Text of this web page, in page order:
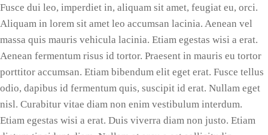
Fusce dui leo, imperdiet in, aliquam sit amet, feugiat eu, orci.
Aliquam in lorem sit amet leo accumsan lacinia. Aenean vel
massa quis mauris vehicula lacinia. Etiam egestas wisi a erat.
Aenean fermentum risus id tortor. Praesent in mauris eu tortor
porttitor accumsan. Etiam bibendum elit eget erat. Fusce tellus
odio, dapibus id fermentum quis, suscipit id erat. Nullam eget
nisl. Curabitur vitae diam non enim vestibulum interdum.
Etiam egestas wisi a erat. Duis viverra diam non justo. Etiam